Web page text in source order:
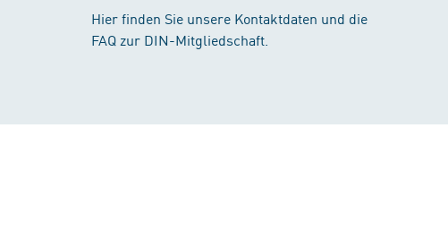
Hier finden Sie unsere Kontaktdaten und die
FAQ zur DIN-Mitgliedschaft.